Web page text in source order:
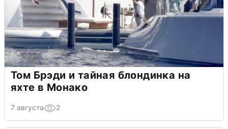
Том Брэди и тайная блондинка на
яхте в Монако
7 августа 2